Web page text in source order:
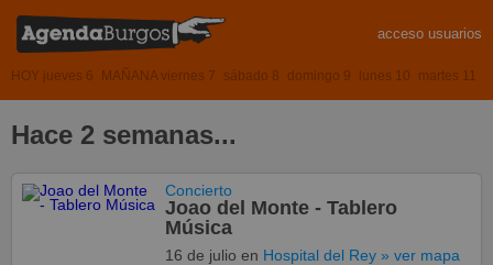
acceso usuarios
HOY jueves 6 MAÑANA viernes 7 sábado 8 domingo 9 lunes 10 martes 11
Hace 2 semanas...
Concierto
Joao del Monte - Tablero
Música
16 de julioen Hospital del Rey » ver mapa